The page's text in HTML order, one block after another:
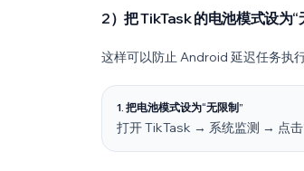
2）把 TikTask 的电池模式设为“
这样可以防止 Android 延迟任务执行
1. 把电池模式设为“无限制”
打开 TikTask → 系统监测 → 点击“